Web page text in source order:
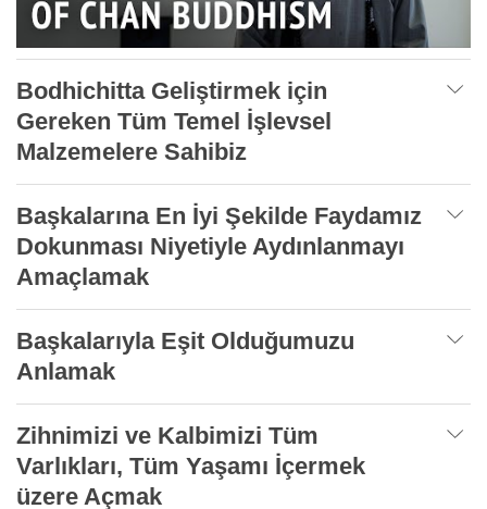
Bodhichitta Geliştirmek için
Gereken Tüm Temel İşlevsel
Malzemelere Sahibiz
Başkalarına En İyi Şekilde Faydamız
Dokunması Niyetiyle Aydınlanmayı
Amaçlamak
Başkalarıyla Eşit Olduğumuzu
Anlamak
Zihnimizi ve Kalbimizi Tüm
Varlıkları, Tüm Yaşamı İçermek
üzere Açmak